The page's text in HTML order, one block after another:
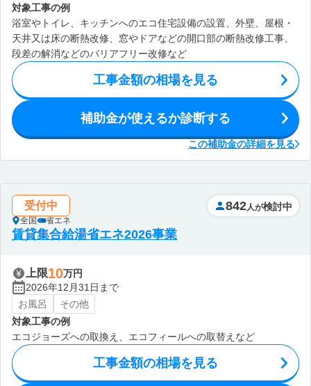
対象工事の例
浴室やトイレ、キッチンへのエコ住宅設備の設置、外壁、屋根・
天井又は床の断熱改修、窓やドアなどの開口部の断熱改修工事、
段差の解消などのバリアフリー改修など
工事金額の相場を見る
補助金が使えるか診断する
この補助金の詳細を見る
受付中
全国 省エネ
842 人が検討中
賃貸集合給湯省エネ2026事業
上限10万円
2026年12月31日まで
お風呂
その他
対象工事の例
エコジョーズへの取換え、エコフィールへの取替えなど
工事金額の相場を見る